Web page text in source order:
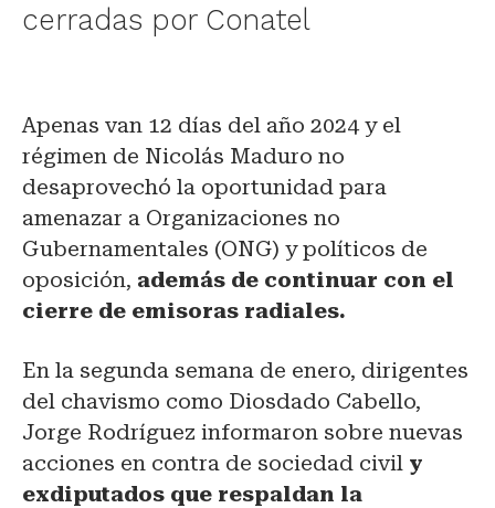
cerradas por Conatel
Apenas van 12 días del año 2024 y el
régimen de Nicolás Maduro no
desaprovechó la oportunidad para
amenazar a Organizaciones no
Gubernamentales (ONG) y políticos de
oposición, además de continuar con el
cierre de emisoras radiales.
En la segunda semana de enero, dirigentes
del chavismo como Diosdado Cabello,
Jorge Rodríguez informaron sobre nuevas
acciones en contra de sociedad civil y
exdiputados que respaldan la